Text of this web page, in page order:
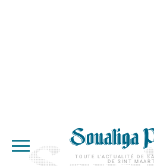
TOUTE L'ACTUALITÉ DE
DE SINT